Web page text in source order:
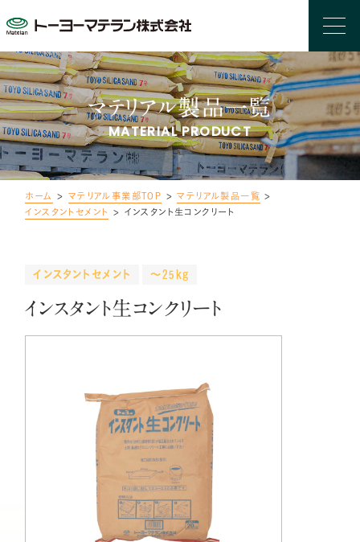
マテリアル製品一覧
MATERIAL PRODUCT
ホーム > マテリアル事業部TOP >マテリアル製品一覧 >
インスタントセメント
> インスタント生コンクリート
インスタントセメント ～25kg
インスタント生コンクリート